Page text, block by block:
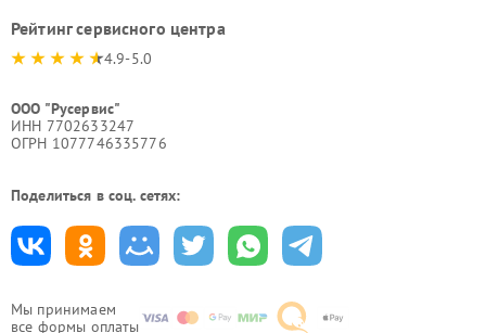
Мы принимаем
все формы оплаты
Рейтинг сервисного центра
4.9-5.0
ООО "Русервис"
ИНН 7702633247
ОГРН 1077746335776
Поделиться в соц. сетях: